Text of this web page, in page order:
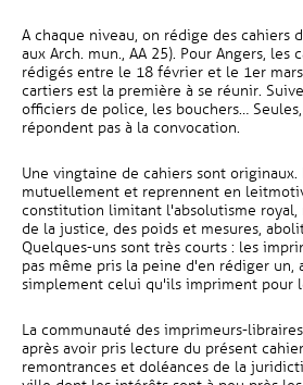
A chaque niveau, on rédige des cahiers
aux Arch. mun., AA 25). Pour Angers, les
rédigés entre le 18 février et le 1er
cartiers est la première à se réunir.
officiers de police, les bouchers…
répondent pas à la convocation.
Une vingtaine de cahiers sont
mutuellement et reprennent en
constitution limitant l'absolutisme royal,
de la justice, des poids et mesures,
Quelques-uns sont très courts : les
pas même pris la peine d'en rédiger
simplement celui qu'ils impriment pour
La communauté des imprimeurs-
après avoir pris lecture du présent
remontrances et doléances de la